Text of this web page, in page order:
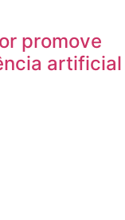
promove
artificial